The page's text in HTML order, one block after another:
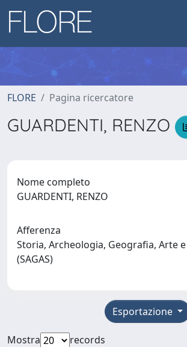
FLORE Pagina ricercatore
GUARDENTI, RENZO
Nome completo
GUARDENTI, RENZO
Afferenza
Storia, Archeologia, Geografia, Arte
(SAGAS)
Esportazione
Mostra
records